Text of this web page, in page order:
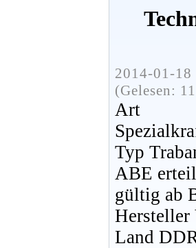
2014-01-
(Gelesen:
Art
Typ
ABE
gültig ab
Land